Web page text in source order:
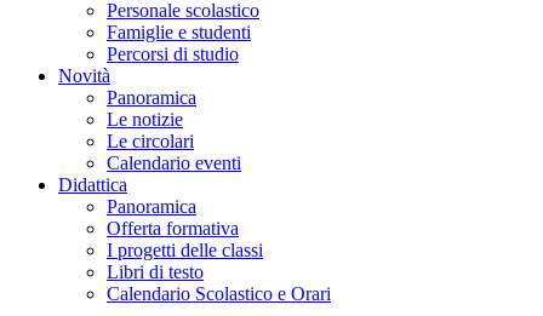
Personale scolastico
Famiglie e studenti
Percorsi di studio
Novità
Panoramica
Le notizie
Le circolari
Calendario eventi
Didattica
Panoramica
Offerta formativa
I progetti delle classi
Libri di testo
Calendario Scolastico e Orari